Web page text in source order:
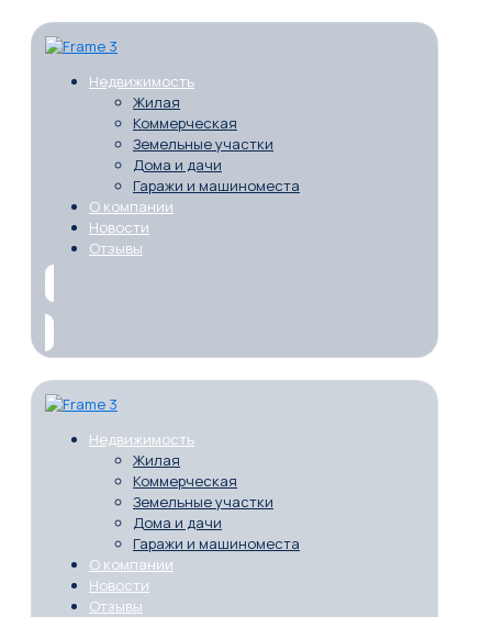
Недвижимость
Жилая
Коммерческая
Земельные участки
Дома и дачи
Гаражи и машиноместа
О компании
Новости
Отзывы
Недвижимость
Жилая
Коммерческая
Земельные участки
Дома и дачи
Гаражи и машиноместа
О компании
Новости
Отзывы